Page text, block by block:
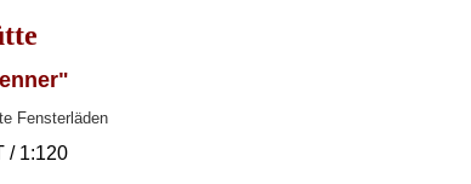
Fensterläden
/ 1:120